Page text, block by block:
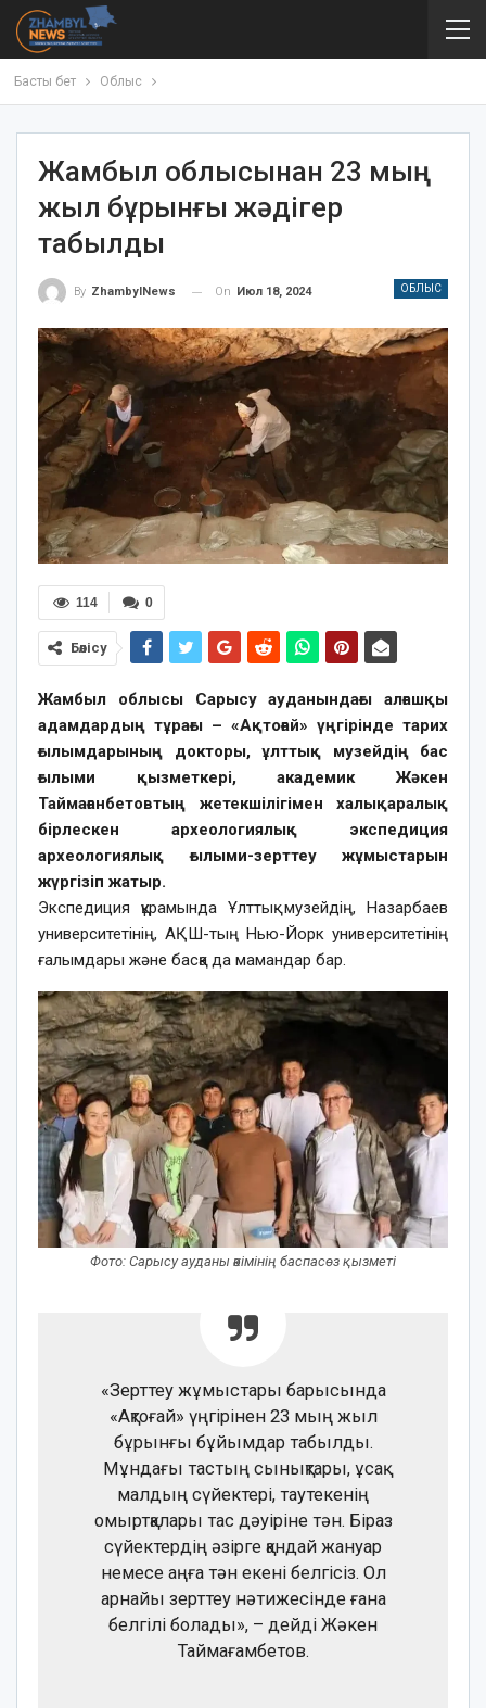
Басты бет Облыс
Жамбыл облысынан 23 мың
жыл бұрынғы жәдігер
табылды
ОБЛЫС
By ZhambylNews On Июл 18, 2024
0
114
Бөлісу
Жамбыл облысы Сарысу ауданындағы алғашқы
адамдардың тұрағы – «Ақтоғай» үңгірінде тарих
ғылымдарының докторы, ұлттық музейдің бас
ғылыми қызметкері, академик Жәкен
Таймағанбетовтың жетекшілігімен халықаралық
бірлескен археологиялық экспедиция
археологиялық ғылыми-зерттеу жұмыстарын
жүргізіп жатыр.
Экспедиция құрамында Ұлттық музейдің, Назарбаев
университетінің, АҚШ-тың Нью-Йорк университетінің
ғалымдары және басқа да мамандар бар.
Фото: Сарысу ауданы әкімінің баспасөз қызметі
«Зерттеу жұмыстары барысында
«Ақтоғай» үңгірінен 23 мың жыл
бұрынғы бұйымдар табылды.
Мұндағы тастың сынықтары, ұсақ
малдың сүйектері, таутекенің
омыртқалары тас дәуіріне тән. Біраз
сүйектердің әзірге қандай жануар
немесе аңға тән екені белгісіз. Ол
арнайы зерттеу нәтижесінде ғана
белгілі болады», – дейді Жәкен
Таймағамбетов.